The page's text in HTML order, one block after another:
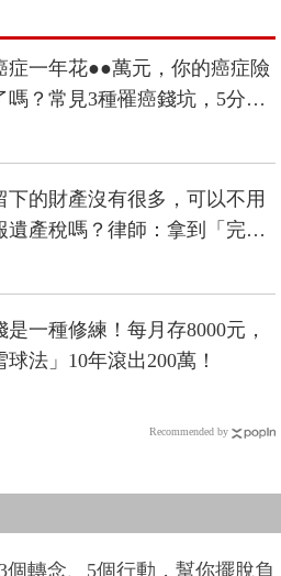
症一年花●●萬元，你的癌症險
嗎？常見3種罹癌錢坑，5分鐘
下的財產沒有很多，可以不用
遺產稅嗎？律師：拿到「完稅
是關鍵
是一種修練！每月存8000元，
球法」10年滾出200萬！
Recommended by
轉念、5個行動，幫你擺脫負